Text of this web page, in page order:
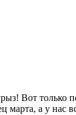
Вот только
марта, а у нас